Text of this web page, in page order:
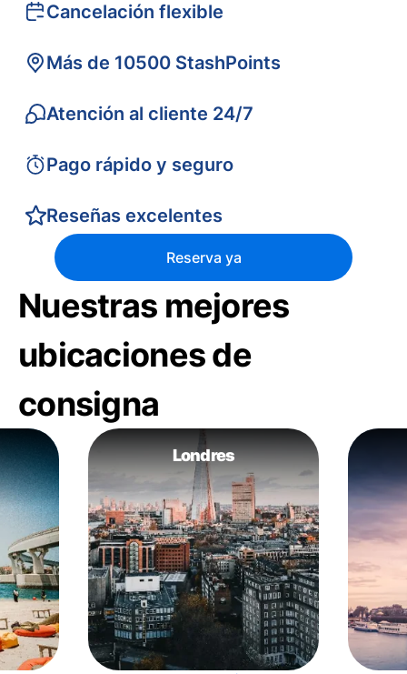
Cancelación flexible
Más de 10500 StashPoints
Atención al cliente 24/7
Pago rápido y seguro
Reseñas excelentes
Reserva ya
Nuestras mejores
ubicaciones de
consigna
Londres